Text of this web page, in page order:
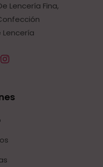
Lencería Fina,
Lencería